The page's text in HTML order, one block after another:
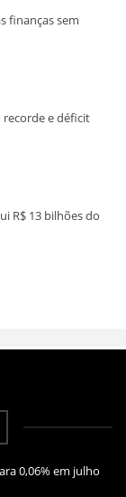
finanças sem
recorde e déficit
R$ 13 bilhões do
0,06% em julho